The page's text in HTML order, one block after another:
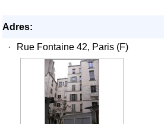
Adres:
·
Rue Fontaine 42, Paris (F)